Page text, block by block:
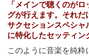
「メインで聴くのが
グが行えます。それ
サクセションスペシャ
に特化したセッティン
このように音楽を純